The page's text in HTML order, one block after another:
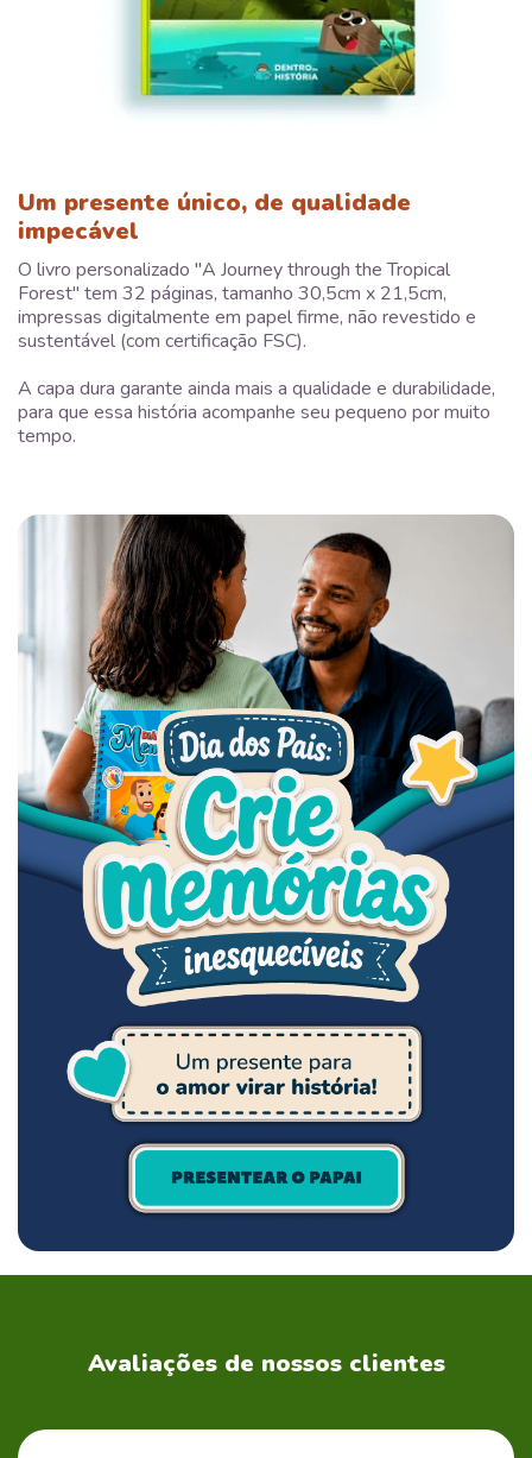
Um presente único, de qualidade
impecável
O livro personalizado "A Journey through the Tropical
Forest" tem 32 páginas, tamanho 30,5cm x 21,5cm,
impressas digitalmente em papel firme, não revestido e
sustentável (com certificação FSC).
A capa dura garante ainda mais a qualidade e durabilidade,
para que essa história acompanhe seu pequeno por muito
tempo.
Avaliações de nossos clientes